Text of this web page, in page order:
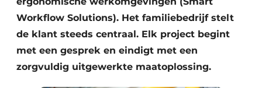
Workflow Solutions). Het familiebedrijf stelt
de klant steeds centraal. Elk project begint
met een gesprek en eindigt met een
zorgvuldig uitgewerkte maatoplossing.